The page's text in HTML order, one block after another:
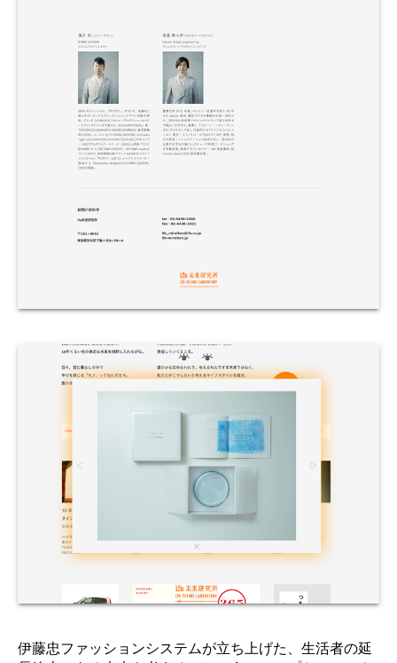
伊藤忠ファッションシステムが立ち上げた、生活者の延